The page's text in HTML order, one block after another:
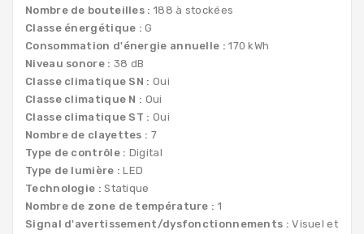
Nombre de bouteilles : 188 à stockées
Classe énergétique : G
Consommation d'énergie annuelle : 170 kWh
Niveau sonore : 38 dB
Classe climatique SN : Oui
Classe climatique N : Oui
Classe climatique ST : Oui
Nombre de clayettes : 7
Type de contrôle : Digital
Type de lumière : LED
Technologie : Statique
Nombre de zone de température : 1
Signal d'avertissement/dysfonctionnements : Visuel et